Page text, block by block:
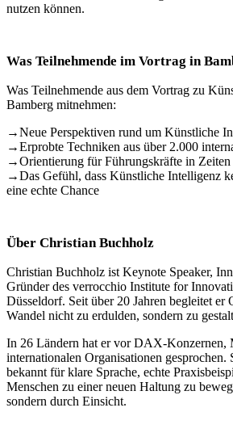
nutzen können.
Was Teilnehmende im Vortrag in
Was Teilnehmende aus dem Vortrag zu
Bamberg mitnehmen:
→Neue Perspektiven rund um Künstliche
→Erprobte Techniken aus über 2.000
→Orientierung für Führungskräfte in Zeiten
→Das Gefühl, dass Künstliche Intelligenz
eine echte Chance
Über Christian Buchholz
Christian Buchholz ist Keynote Speaker,
Gründer des verrocchio Institute for
Düsseldorf. Seit über 20 Jahren begleitet er
Wandel nicht zu erdulden, sondern zu
In 26 Ländern hat er vor DAX-Konzernen,
internationalen Organisationen gesprochen.
bekannt für klare Sprache, echte
Menschen zu einer neuen Haltung zu
sondern durch Einsicht.